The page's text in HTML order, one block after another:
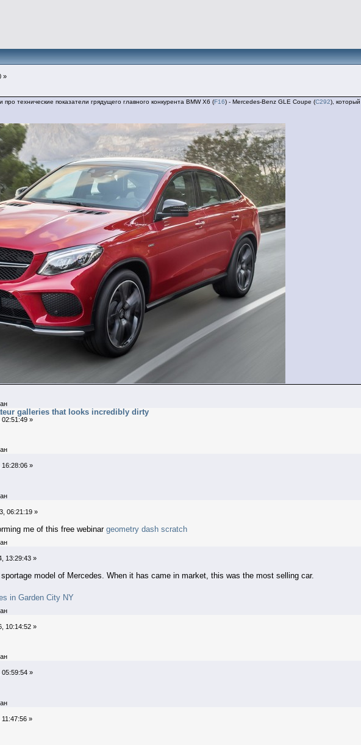
»
технические показатели грядущего главного конкурента BMW X6 (F16) - Mercedes-Benz GLE Coupe (C292),
galleries that looks incredibly dirty
»
»
06:21:19 »
me of this free webinar geometry dash scratch
13:29:43 »
model of Mercedes. When it has came in market, this was the most selling car.
in Garden City NY
10:14:52 »
»
»